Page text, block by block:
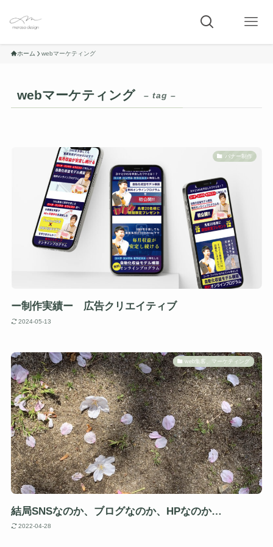
ホーム webマーケティング
webマーケティング – tag –
バナー制作
ー制作実績ー 広告クリエイティブ
2024-05-13
web集客、マーケティング
結局SNSなのか、ブログなのか、HPなのか…
2022-04-28